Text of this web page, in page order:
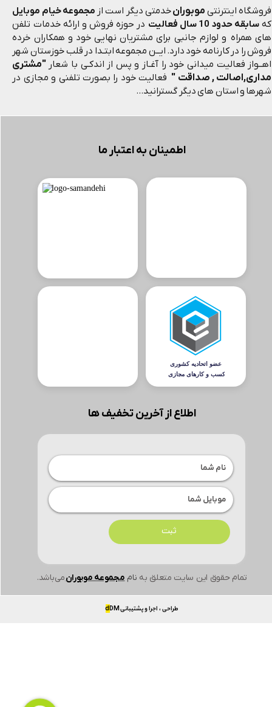
فروشگاه اینترنتی موبورانخدمتی دیگر است از مجموعه خیام موبایل
که سابقه حدود 10 سال فعالیت
در حوزه فروش و ارائه خدمات تلفن
های همراه و لوازم جانبی برای مشتریان نهایی خود و همکاران خرده
فروش را در کارنامه خود دارد. ایــن مجموعه ابتـدا در قلب خوزستان شهر
اهــواز فعالیت میدانی خود را آغـاز و پس از اندکـی با شعار "مشتری
مداری,اصالت , صداقت " فعالیت خود را بصورت تلفنی و مجازی در
شهرها و استان های دیگر گسترانید...
تمام حقوق این سایت متعلق به ناممجموعه موبورانمی‌باشد.
اطمینان به اعتبار ما
اطلاع از آخرین تخفیف ها
ثبت
طراحی ، اجرا و پشتیبانی dDM